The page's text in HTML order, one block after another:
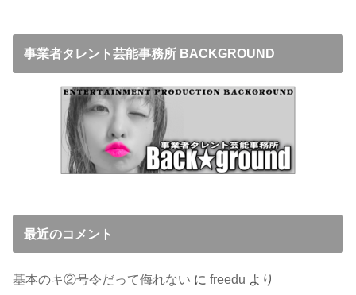
事業者タレント芸能事務所 BACKGROUND
最近のコメント
基本のキ②号令だって侮れない にfreedu より